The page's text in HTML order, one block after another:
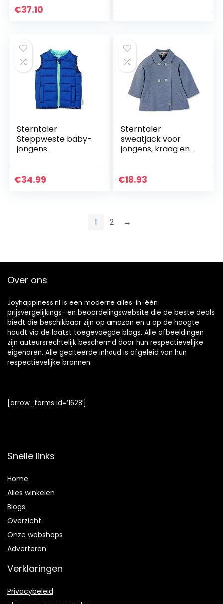
€37.10
Sterntaler
Steppweste baby-
jongens
€34.99
Sterntaler
sweatjack voor
jongens, kraag en
blauw
€18.93
1 2 →
Over ons
Joyhappiness.nl is een moderne alles-in-één
prijsvergelijkings- en beoordelingswebsite die de beste deals
biedt die beschikbaar zijn op amazon en u op de hoogte
houdt via de laatst toegevoegde blogs. Alle afbeeldingen
zijn auteursrechtelijk beschermd door hun respectievelijke
eigenaren. Alle geciteerde inhoud is afgeleid van hun
respectievelijke bronnen.
[arrow_forms id=’1628′]
Snelle links
Home
Alles winkelen
Blogs
Overzicht
Onze webshops
Adverteren
Verklaringen
Privacybeleid